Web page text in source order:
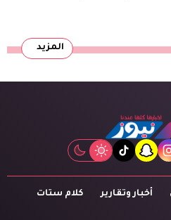
المزيد
instagram
snapchat
tiktok
أخبار وتقارير كلام ستات